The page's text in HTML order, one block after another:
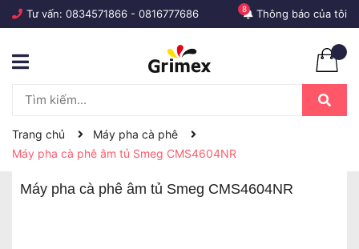
Tư vấn: 0834571866 - 0816777686 Thông báo của tôi
8
Trang chủ
Máy pha cà phê
Máy pha cà phê âm tủ Smeg CMS4604NR
Máy pha cà phê âm tủ Smeg CMS4604NR